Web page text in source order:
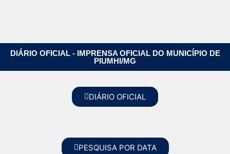
DIÁRIO OFICIAL - IMPRENSA OFICIAL DO MUNICÍPIO DE
PIUMHI/MG
DIÁRIO OFICIAL
PESQUISA POR DATA